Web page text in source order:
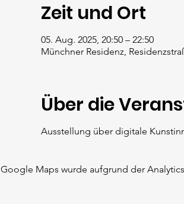
Zeit und Ort
05. Aug. 2025, 20:50 – 22:50
Münchner Residenz,
Über die
Ausstellung über digitale
Google Maps wurde aufgrund der